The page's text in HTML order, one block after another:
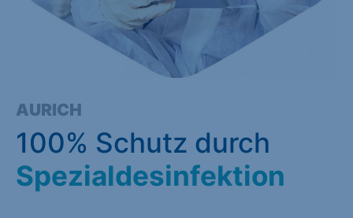
AURICH
100% Schutz durch
Spezialdesinfektion